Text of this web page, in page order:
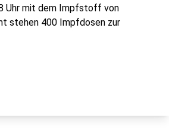
Uhr mit dem Impfstoff von
stehen 400 Impfdosen zur